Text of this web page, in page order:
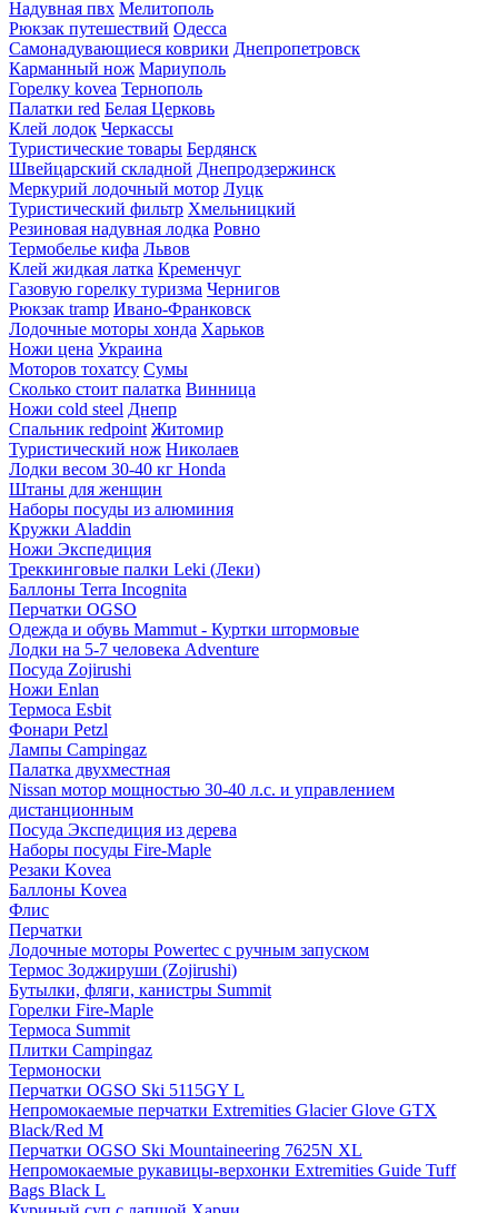
Надувная пвх Мелитополь
Рюкзак путешествий Одесса
Самонадувающиеся коврики Днепропетровск
Карманный нож Мариуполь
Горелку kovea Тернополь
Палатки red Белая Церковь
Клей лодок Черкассы
Туристические товары Бердянск
Швейцарский складной Днепродзержинск
Меркурий лодочный мотор Луцк
Туристический фильтр Хмельницкий
Резиновая надувная лодка Ровно
Термобелье кифа Львов
Клей жидкая латка Кременчуг
Газовую горелку туризма Чернигов
Рюкзак tramp Ивано-Франковск
Лодочные моторы хонда Харьков
Ножи цена Украина
Моторов тохатсу Сумы
Сколько стоит палатка Винница
Ножи cold steel Днепр
Спальник redpoint Житомир
Туристический нож Николаев
Лодки весом 30-40 кг Honda
Штаны для женщин
Наборы посуды из алюминия
Кружки Aladdin
Ножи Экспедиция
Треккинговые палки Leki (Леки)
Баллоны Terra Incognita
Перчатки OGSO
Одежда и обувь Mammut - Куртки штормовые
Лодки на 5-7 человека Adventure
Посуда Zojirushi
Ножи Enlan
Термоса Esbit
Фонари Petzl
Лампы Campingaz
Палатка двухместная
Nissan мотор мощностью 30-40 л.с. и управлением
дистанционным
Посуда Экспедиция из дерева
Наборы посуды Fire-Maple
Резаки Kovea
Баллоны Kovea
Флис
Перчатки
Лодочные моторы Powertec с ручным запуском
Термос Зоджируши (Zojirushi)
Бутылки, фляги, канистры Summit
Горелки Fire-Maple
Термоса Summit
Плитки Campingaz
Термоноски
Перчатки OGSO Ski 5115GY L
Непромокаемые перчатки Extremities Glacier Glove GTX
Black/Red M
Перчатки OGSO Ski Mountaineering 7625N XL
Непромокаемые рукавицы-верхонки Extremities Guide Tuff
Bags Black L